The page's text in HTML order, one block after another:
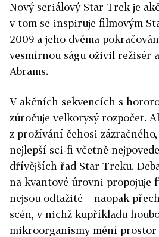
Nový seriálový Star Trek je
v tom se inspiruje filmovým
2009 a jeho dvěma
vesmírnou ságu oživil režisér
Abrams.
V akčních sekvencích s
zúročuje velkorysý rozpočet.
z prožívání čehosi
nejlepší sci-fi včetně
dřívějších řad Star Treku.
na kvantové úrovni propojuje
nejsou odtažité − naopak
scén, v nichž kupříkladu
mikroorganismy mění prostor